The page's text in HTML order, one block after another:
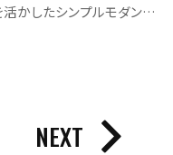
変形地を活かしたシンプルモダンな平屋
NEXT